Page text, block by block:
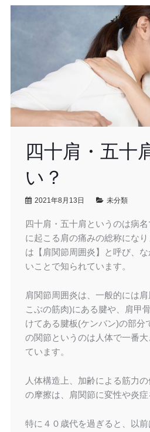
四十肩・五十
い？
2021年8月13日 未分類
四十肩・五十肩というのは病
に起こる肩の痛みの総称にな
は【肩関節周囲炎】と呼び、
いことで知られています。
肩関節周囲炎は、一般的には
こぶの筋肉)にある腱や、肩甲
けてある腱板(ケンバン)の部分
の関節というのは人体で一番
ています。
人体構造上、加齢による筋力
の摩擦は、肩関節に変性や炎症
特に４０歳代を過ぎると、以